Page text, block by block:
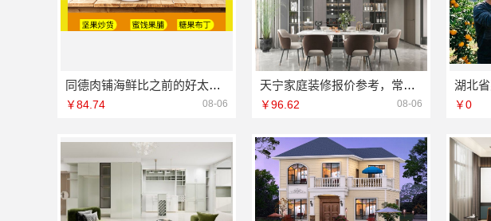
同德肉铺海鲜比之前的好太多了
￥84.74 08-06
天宁家庭装修报价参考，常州宜居佳装饰工程有限公司闭口合同零增项
￥96.62 08-06 ￥0